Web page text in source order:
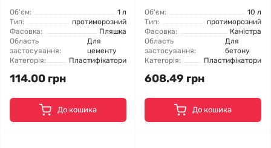
Об'єм:
1 л
Тип:
протиморозний
Фасовка:
Пляшка
Область
застосування:
Для
цементу
Категорія:
Пластифікатори
114.00 грн
До кошика
Об'єм:
10 л
Тип:
протиморозний
Фасовка:
Каністра
Область
застосування:
Для
бетону
Категорія:
Пластифікатори
608.49 грн
До кошика